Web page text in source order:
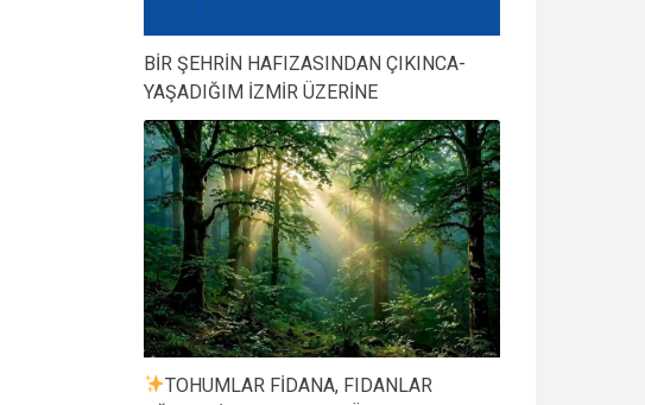
BİR ŞEHRİN HAFIZASINDAN ÇIKINCA-
YAŞADIĞIM İZMİR ÜZERİNE
TOHUMLAR FİDANA, FIDANLAR